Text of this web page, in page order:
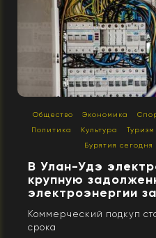
Общество Экономика
Политика
Культура Туризм
Бурятия сегодня
В Улан-Удэ
крупную
электроэнергии
Коммерческий подкуп
срока